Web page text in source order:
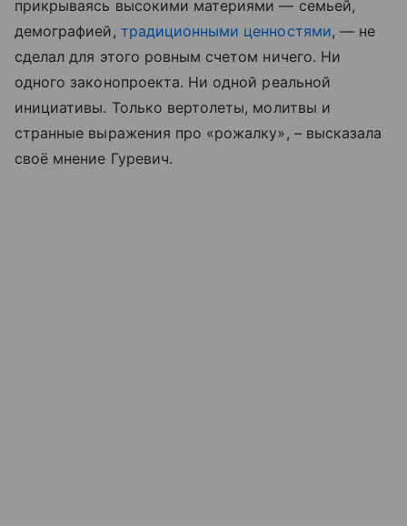
прикрываясь высокими материями — семьей,
демографией, традиционными ценностями, — не
сделал для этого ровным счетом ничего. Ни
одного законопроекта. Ни одной реальной
инициативы. Только вертолеты, молитвы и
странные выражения про «рожалку», – высказала
своё мнение Гуревич.